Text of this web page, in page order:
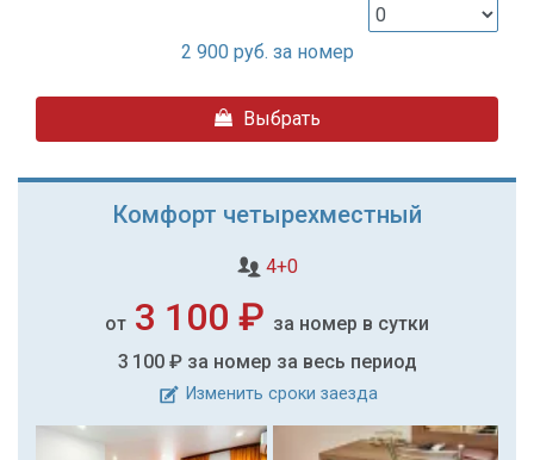
2 900 руб. за номер
Выбрать
Комфорт четырехместный
4+0
от 3 100 ₽ за номер в сутки
3 100 ₽ за номер за весь период
Изменить сроки заезда